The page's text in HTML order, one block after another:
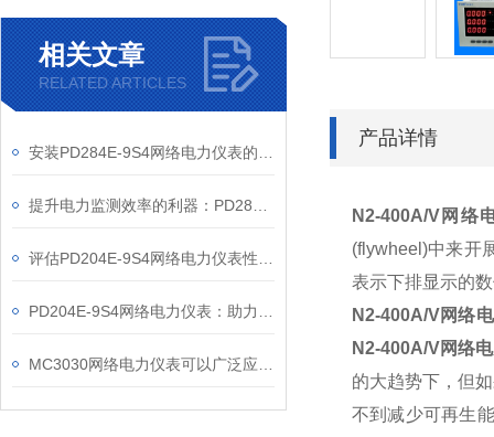
相关文章
RELATED ARTICLES
产品详情
N2-400A/V 网络
(flywheel)中来开
表示下排显示的
N2-400A/V网络
N2-400A/V网络
的大趋势下，但
不到减少可再生